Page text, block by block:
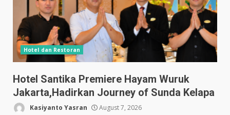
Hotel dan Restoran
Hotel Santika Premiere Hayam Wuruk
Jakarta,Hadirkan Journey of Sunda Kelapa
Kasiyanto Yasran August 7, 2026